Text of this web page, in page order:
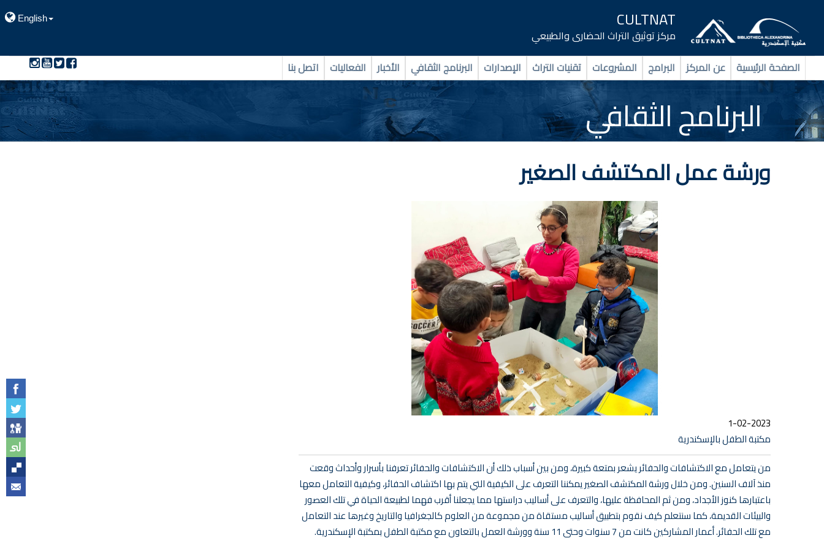
CULTNAT
مركز توثيق التراث الحضارى والطبيعي
English
الصفحة الرئيسية عن المركز البرامج المشروعات تقنيات التراث الإصدارات البرنامج الثقافي الأخبار الفعاليات اتصل بنا
البرنامج الثقافي
ورشة عمل المكتشف الصغير
1-02-2023
مكتبة الطفل بالإسكندرية
من يتعامل مع الاكتشافات والحفائر يشعر بمتعة كبيرة، ومن بين أسباب ذلك أن الاكتشافات والحفائر تعرفنا بأسرار وأحداث وقعت
منذ آلاف السنين. ومن خلال ورشة المكتشف الصغير يمكننا التعرف على الكيفية التي يتم بها اكتشاف الحفائر، وكيفية التعامل معها
باعتبارها كنوز الأجداد، ومن ثم المحافظة عليها، والتعرف على أساليب دراستها مما يجعلنا أقرب فهما لطبيعة الحياة في تلك العصور
والبيئات القديمة، كما سنتعلم كيف نقوم بتطبيق أساليب مستقاة من مجموعة من العلوم كالجغرافيا والتاريخ وغيرها عند التعامل
مع تلك الحفائر. أعمار المشاركين كانت من 7 سنوات وحتى 11 سنة وورشة العمل بالتعاون مع مكتبة الطفل بمكتبة الإسكندرية.